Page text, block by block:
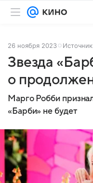
26 ноября 2023
Звезда
о
Марго Робби
«Барби» не будет